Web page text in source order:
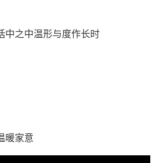
中之中温形与度作长时
暖家意